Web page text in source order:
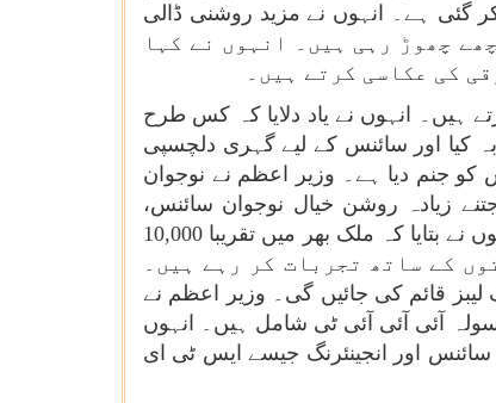
کم پیٹنٹ دائر کیے جاتے تھے، جبکہ آج یہ تعداد ہر سال 5000 سے تجاوز کر گئی ہے۔ انہوں نے مزید روشنی ڈالی
فیصد ہیں، جو عالمی اوسط کو پیچھے چھوڑ رہی ہیں۔ انہوں نے کہا
کی عکاسی کرتے ہیں۔
ہیں۔ انہوں نے یاد دلایا کہ کس طرح
کیا اور سائنس کے لیے گہری دلچسپی
جنم دیا ہے۔ وزیر اعظم نے نوجوان
زیادہ روشن خیال نوجوان سائنس،
ٹیکنالوجی اور اختراع کی طرف رہنمائی کر سکیں گے، قوم کے لیے اتنا ہی بہتر ہوگا۔ اس وژن کے مطابق، انہوں نے بتایا کہ ملک بھر میں تقریبا 10,000
کے ساتھ تجربات کر رہے ہیں۔
سے حوصلہ افزائی کرتے ہوئے 25,000 نئی اٹل ٹنکرنگ لیبز قائم کی جائیں گی۔ وزیر اعظم نے
آئی آئی آئی ٹی شامل ہیں۔ انہوں
سائنس اور انجینئرنگ جیسے ایس ٹی ای